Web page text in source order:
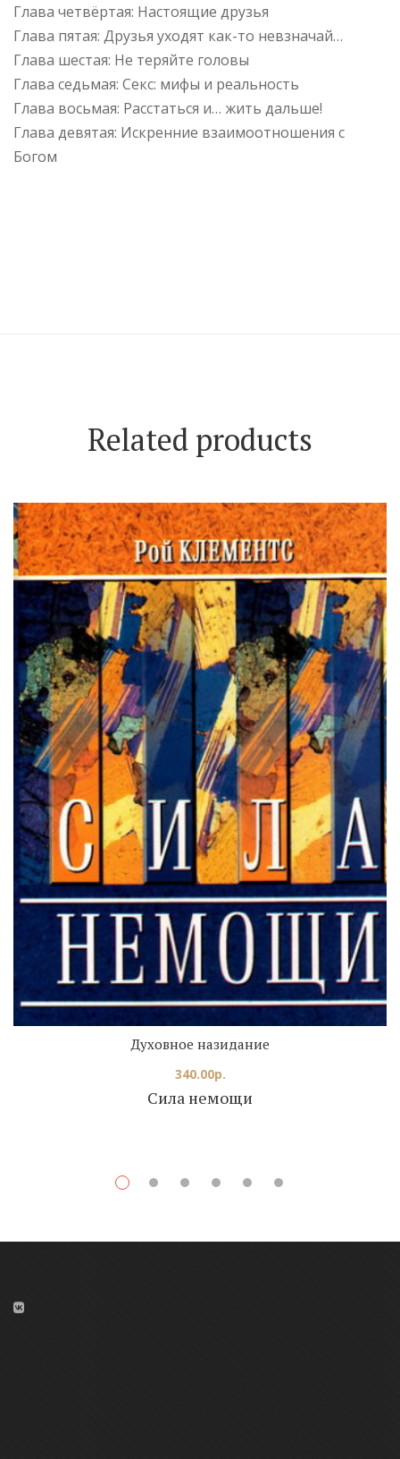
Глава четвёртая: Настоящие друзья
Глава пятая: Друзья уходят как-то невзначай…
Глава шестая: Не теряйте головы
Глава седьмая: Секс: мифы и реальность
Глава восьмая: Расстаться и… жить дальше!
Глава девятая: Искренние взаимоотношения с
Богом
Related products
Сила немощи
Духовное назидание
340.00р.